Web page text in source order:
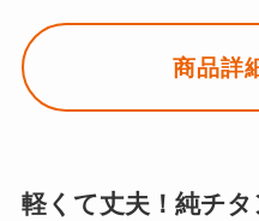
商品詳
軽くて丈夫！純チ